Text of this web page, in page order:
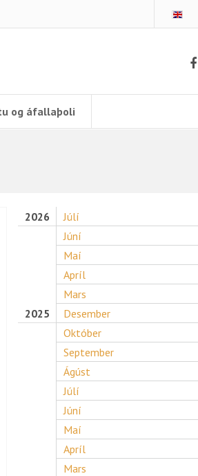
og áfallaþoli
2026
Júlí
Júní
Maí
Apríl
Mars
2025
Desember
Október
September
Ágúst
Júlí
Júní
Maí
Apríl
Mars